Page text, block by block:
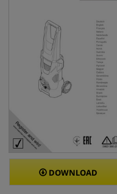
DOWNLOAD